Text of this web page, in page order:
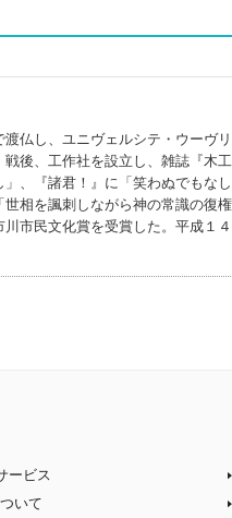
仏し、ユニヴェルシテ・ウーヴ
後、工作社を設立し、雑誌『木
、『諸君！』に「笑わぬでもな
相を諷刺しながら神の常識の復
川市民文化賞を受賞した。平成１
ービス
いて